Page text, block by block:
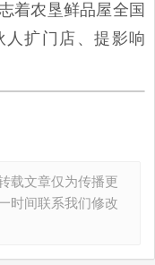
着农垦鲜品屋全国
扩门店、提影响
载文章仅为传播更
时间联系我们修改